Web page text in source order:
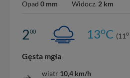
Opad 0 mm
Widocz. 2 km
200 13oC (11o
Gęsta mgła
wiatr 10,4 km/h